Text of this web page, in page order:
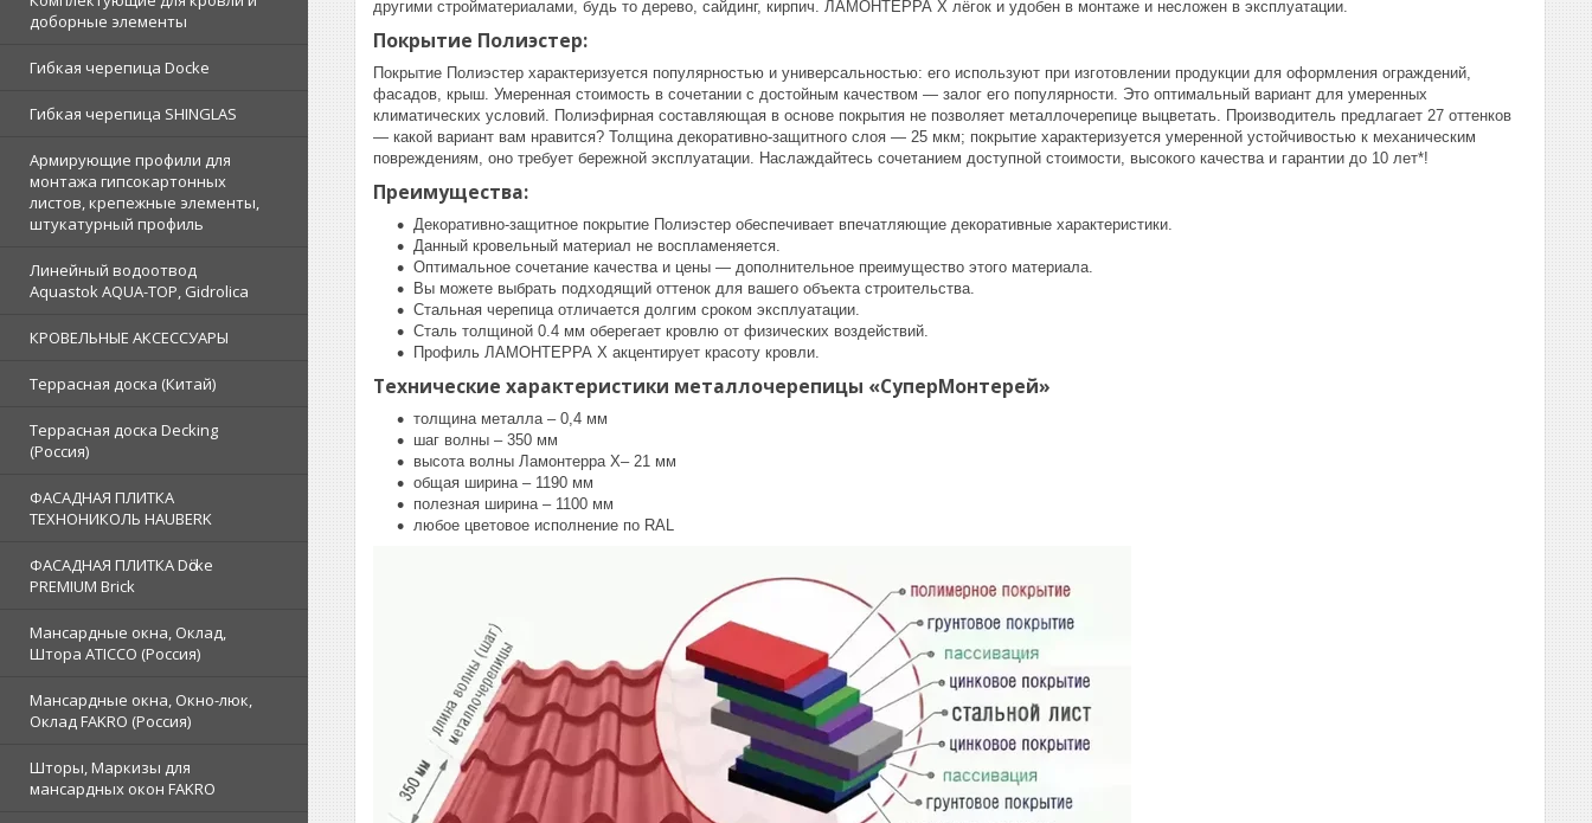
доборные элементы
Гибкая черепица Docke
Гибкая черепица SHINGLAS
Армирующие профили для
монтажа гипсокартонных
листов, крепежные элементы,
штукатурный профиль
Линейный водоотвод
Aquastok AQUA-TOP, Gidrolica
КРОВЕЛЬНЫЕ АКСЕССУАРЫ
Террасная доска (Китай)
Террасная доска Decking
(Россия)
ФАСАДНАЯ ПЛИТКА
ТЕХНОНИКОЛЬ HAUBERK
ФАСАДНАЯ ПЛИТКА Dӧcke
PREMIUM Brick
Мансардные окна, Оклад,
Штора ATICCO (Россия)
Мансардные окна, Окно-люк,
Оклад FAKRO (Россия)
Шторы, Маркизы для
мансардных окон FAKRO
другими стройматериалами, будь то дерево, сайдинг, кирпич. ЛАМОНТЕРРА Х лёгок и удобен в монтаже и несложен в эксплуатации.
Покрытие Полиэстер:
Покрытие Полиэстер характеризуется популярностью и универсальностью: его используют при изготовлении продукции для оформления ограждений,
фасадов, крыш. Умеренная стоимость в сочетании с достойным качеством — залог его популярности. Это оптимальный вариант для умеренных
климатических условий. Полиэфирная составляющая в основе покрытия не позволяет металлочерепице выцветать. Производитель предлагает 27 оттенков
— какой вариант вам нравится? Толщина декоративно-защитного слоя — 25 мкм; покрытие характеризуется умеренной устойчивостью к механическим
повреждениям, оно требует бережной эксплуатации. Наслаждайтесь сочетанием доступной стоимости, высокого качества и гарантии до 10 лет*!
Преимущества:
Декоративно-защитное покрытие Полиэстер обеспечивает впечатляющие декоративные характеристики.
Данный кровельный материал не воспламеняется.
Оптимальное сочетание качества и цены — дополнительное преимущество этого материала.
Вы можете выбрать подходящий оттенок для вашего объекта строительства.
Стальная черепица отличается долгим сроком эксплуатации.
Сталь толщиной 0.4 мм оберегает кровлю от физических воздействий.
Профиль ЛАМОНТЕРРА Х акцентирует красоту кровли.
Технические характеристики металлочерепицы «СуперМонтерей»
толщина металла – 0,4 мм
шаг волны – 350 мм
высота волны Ламонтерра X– 21 мм
общая ширина – 1190 мм
полезная ширина – 1100 мм
любое цветовое исполнение по RAL